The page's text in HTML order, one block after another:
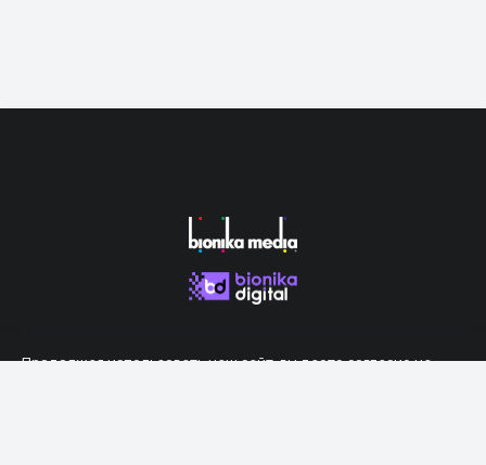
Продолжая использовать наш сайт, вы даете согласие на